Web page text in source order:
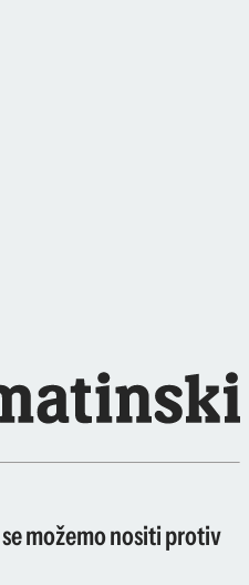
možemo nositi protiv